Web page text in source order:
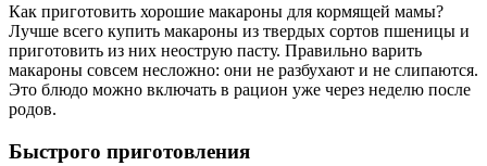
Как приготовить хорошие макароны для кормящей мамы?
Лучше всего купить макароны из твердых сортов пшеницы и
приготовить из них неострую пасту. Правильно варить
макароны совсем несложно: они не разбухают и не слипаются.
Это блюдо можно включать в рацион уже через неделю после
родов.
Быстрого приготовления